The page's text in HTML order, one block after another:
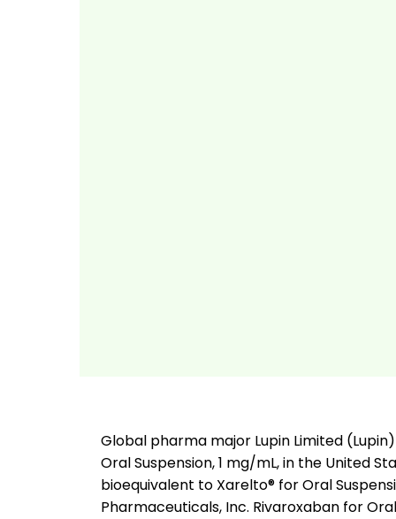
Global pharma major Lupin Limited
Oral Suspension, 1 mg/mL, in the United
bioequivalent to Xarelto® for Oral
Pharmaceuticals, Inc. Rivaroxaban for